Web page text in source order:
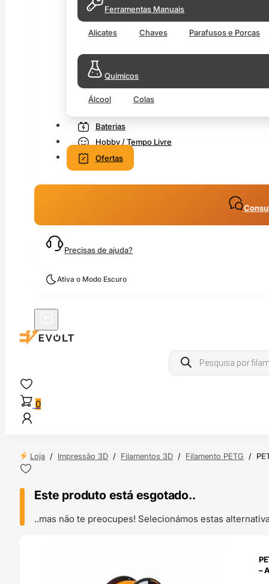
Ferramentas Manuais
Alicates Chaves Parafusos e Porcas
Químicos
Álcool Colas
Baterias
Hobby / Tempo Livre
Ofertas
Precisas de ajuda?
Ativa o Modo Escuro
Products
search
0
Loja / Impressão 3D / Filamentos 3D / Filamento PETG /
Este produto está esgotado..
..mas não te preocupes! Selecionámos estas
–